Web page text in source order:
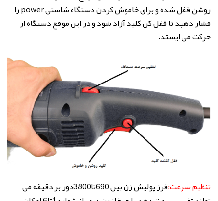
روشن قفل شده و برای خاموش کردن دستگاه شاستی power را
فشار دهید تا قفل کن کلید آزاد شود و در این موقع دستگاه از
حرکت می ایستد.
تنظیم سرعت:
فرز پولیش زن بین 690تا3800دور بر دقیقه می